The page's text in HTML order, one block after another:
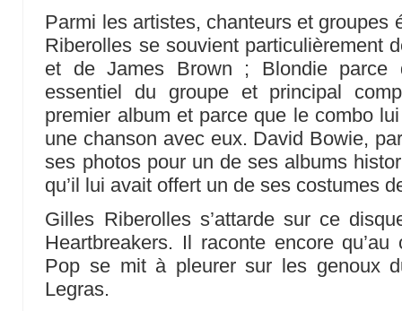
Parmi les artistes, chanteurs et groupes
Riberolles se souvient particulièrement
et de James Brown ; Blondie parce
essentiel du groupe et principal
premier album et parce que le combo
une chanson avec eux. David Bowie,
ses photos pour un de ses albums
qu’il lui avait offert un de ses costumes
Gilles Riberolles s’attarde sur ce
Heartbreakers. Il raconte encore qu’au
Pop se mit à pleurer sur les genoux
Legras.